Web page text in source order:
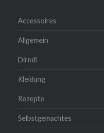
Accessoires
Allgemein
Dirndl
Kleidung
Rezepte
Selbstgemachtes